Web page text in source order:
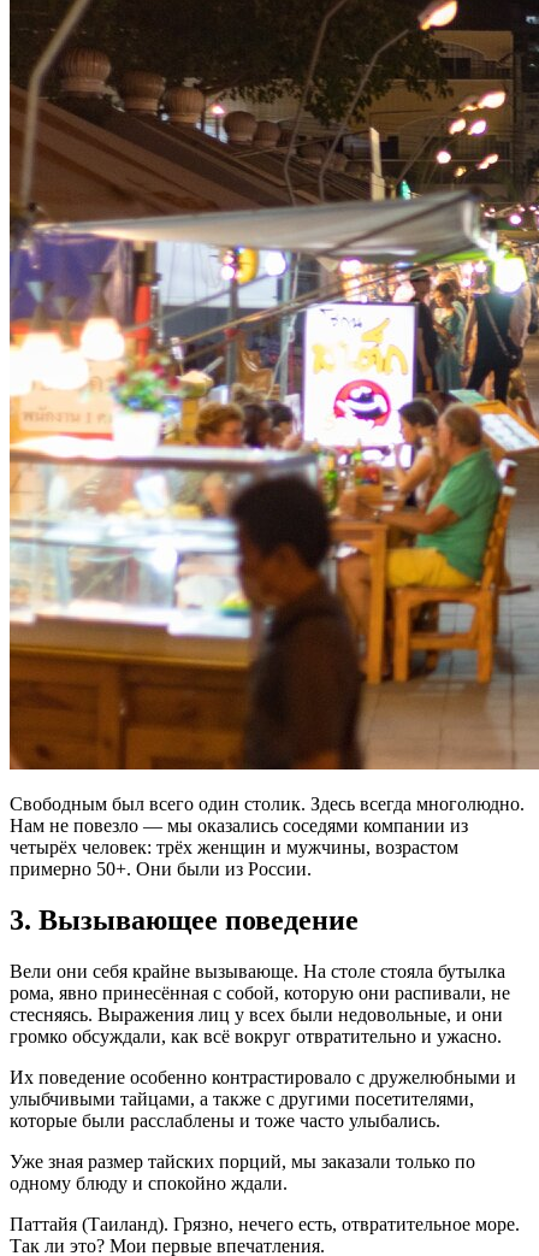
Свободным был всего один столик. Здесь всегда многолюдно.
Нам не повезло — мы оказались соседями компании из
четырёх человек: трёх женщин и мужчины, возрастом
примерно 50+. Они были из России.
3. Вызывающее поведение
Вели они себя крайне вызывающе. На столе стояла бутылка
рома, явно принесённая с собой, которую они распивали, не
стесняясь. Выражения лиц у всех были недовольные, и они
громко обсуждали, как всё вокруг отвратительно и ужасно.
Их поведение особенно контрастировало с дружелюбными и
улыбчивыми тайцами, а также с другими посетителями,
которые были расслаблены и тоже часто улыбались.
Уже зная размер тайских порций, мы заказали только по
одному блюду и спокойно ждали.
Паттайя (Таиланд). Грязно, нечего есть, отвратительное море.
Так ли это? Мои первые впечатления.